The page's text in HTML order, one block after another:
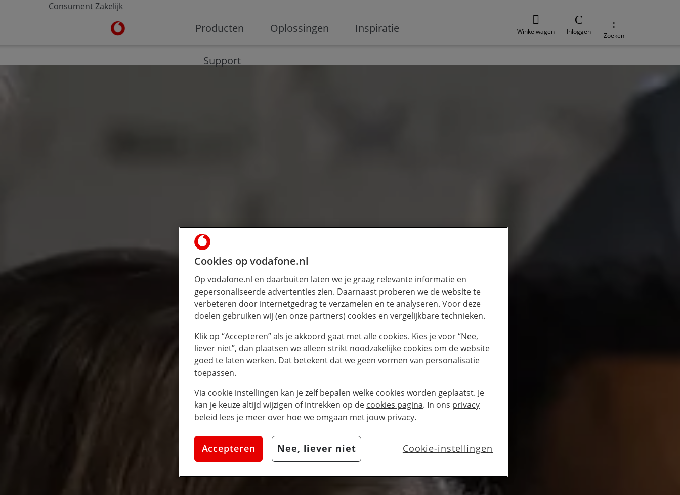
Consument Zakelijk
Ga naar de Vodafone homepage
Producten Oplossingen Inspiratie
Support
Winkelwagen Inloggen Zoeken
Cookies op vodafone.nl
Op vodafone.nl en daarbuiten laten we je graag relevante informatie en
gepersonaliseerde advertenties zien. Daarnaast proberen we de website te
verbeteren door internetgedrag te verzamelen en te analyseren. Voor deze
doelen gebruiken wij (en onze partners) cookies en vergelijkbare technieken.
Klik op “Accepteren” als je akkoord gaat met alle cookies. Kies je voor “Nee,
liever niet”, dan plaatsen we alleen strikt noodzakelijke cookies om de website
goed te laten werken. Dat betekent dat we geen vormen van personalisatie
toepassen.
Via cookie instellingen kan je zelf bepalen welke cookies worden geplaatst. Je
kan je keuze altijd wijzigen of intrekken op de cookies pagina. In ons privacy
beleid lees je meer over hoe we omgaan met jouw privacy.
Accepteren Nee, liever niet Cookie-instellingen